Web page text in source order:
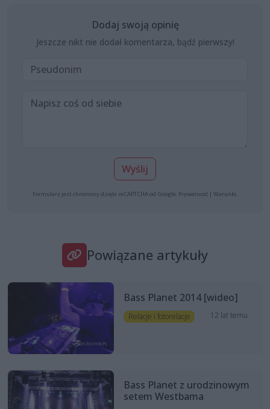
Dodaj swoją opinię
Jeszcze nikt nie dodał komentarza, bądź pierwszy!
Wyślij
Formularz jest chroniony dzięki reCAPTCHA od Google: Prywatność | Warunki
Powiązane artykuły
Bass Planet 2014 [wideo]
Relacje i fotorelacje 12 lat temu
Bass Planet z urodzinowym
setem Westbama